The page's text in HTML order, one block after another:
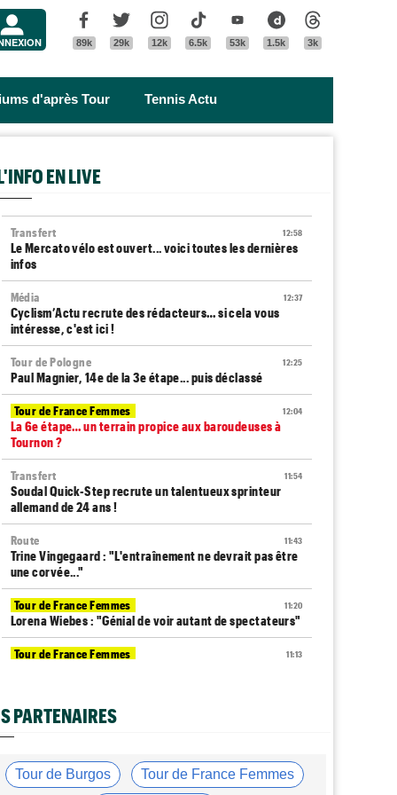
Facebook
89k
Twitter
29k
Instagram
12k
Tik Tok
6.5k
Youtube
53k
Dailymotion
1.5k 3k
d'après Tour Tennis Actu
EN LIVE
12:58
Transfert
Le Mercato vélo est ouvert... voici toutes les dernières
infos
12:37
Média
Cyclism’Actu recrute des rédacteurs… si cela vous
intéresse, c'est ici !
12:25
Tour de Pologne
Paul Magnier, 14e de la 3e étape... puis déclassé
12:04
Tour de France Femmes
La 6e étape… un terrain propice aux baroudeuses à
Tournon ?
11:54
Transfert
Soudal Quick-Step recrute un talentueux sprinteur
allemand de 24 ans !
11:43
Route
Trine Vingegaard : "L'entraînement ne devrait pas être
une corvée..."
11:20
Tour de France Femmes
Lorena Wiebes : "Génial de voir autant de spectateurs"
11:13
Tour de France Femmes
Route
Isaac Del Toro prolonge avec la formation UAE Team
10:36
Tour de Pologne
PARTENAIRES
Tour de Burgos Tour de France Femmes